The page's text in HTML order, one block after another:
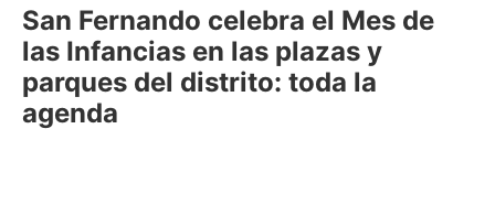
San Fernando celebra el Mes de
las Infancias en las plazas y
parques del distrito: toda la
agenda